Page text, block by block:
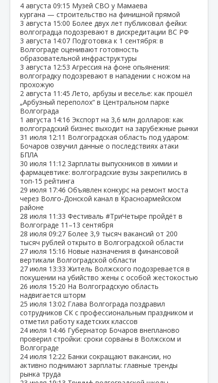
4 августа 09:15 Музей СВО у Мамаева
кургана — строительство на финишной прямой
3 августа 15:00 Более двух лет публиковал фейки:
волгоградца подозревают в дискредитации ВС РФ
3 августа 14:07 Подготовка к 1 сентября: в
Волгограде оценивают готовность
образовательной инфраструктуры
3 августа 12:53 Агрессия на фоне опьянения:
волгоградку подозревают в нападении с ножом на
прохожую
2 августа 11:45 Лето, арбузы и веселье: как прошёл
„Арбузный переполох“ в Центральном парке
Волгограда
1 августа 14:16 Экспорт на 3,6 млн долларов: как
волгоградский бизнес выходит на зарубежные рынки
31 июля 12:11 Волгоградская область под ударом:
Бочаров озвучил данные о последствиях атаки
БПЛА
30 июля 11:12 Зарплаты выпускников в химии и
фармацевтике: волгоградские вузы закрепились в
топ‑15 рейтинга
29 июля 17:46 Объявлен конкурс на ремонт моста
через Волго‑Донской канал в Красноармейском
районе
28 июля 11:33 Фестиваль #ТриЧетыре пройдёт в
Волгограде 11–13 сентября
28 июля 09:27 Более 3,9 тысяч вакансий от 200
тысяч рублей открыто в Волгоградской области
27 июля 15:16 Новые назначения в финансовой
вертикали Волгоградской области
27 июля 13:33 Житель Волжского подозревается в
покушении на убийство жены с особой жестокостью
26 июля 15:20 На Волгоградскую область
надвигается шторм
25 июля 13:02 Глава Волгограда поздравил
сотрудников СК с профессиональным праздником и
отметил работу кадетских классов
24 июля 14:46 Губернатор Бочаров внепланово
проверил стройки: сроки сорваны в Волжском и
Волгограде
24 июля 12:22 Банки сокращают вакансии, но
активно поднимают зарплаты: главные тренды
рынка труда